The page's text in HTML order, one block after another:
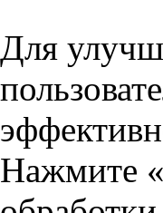
Для
Нажмите